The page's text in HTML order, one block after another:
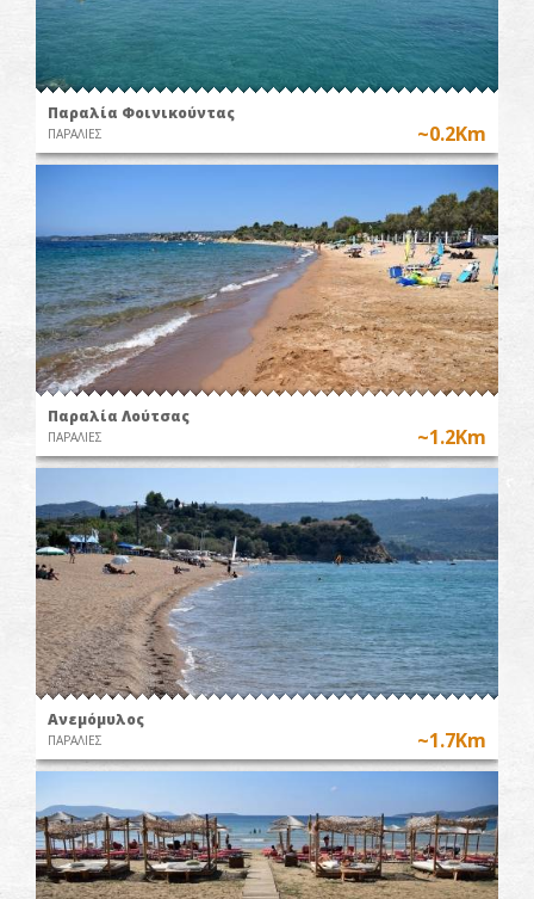
Παραλία Φοινικούντας
ΠΑΡΑΛΙΕΣ ~0.2Km
Παραλία Λούτσας
ΠΑΡΑΛΙΕΣ ~1.2Km
Ανεμόμυλος
ΠΑΡΑΛΙΕΣ ~1.7Km